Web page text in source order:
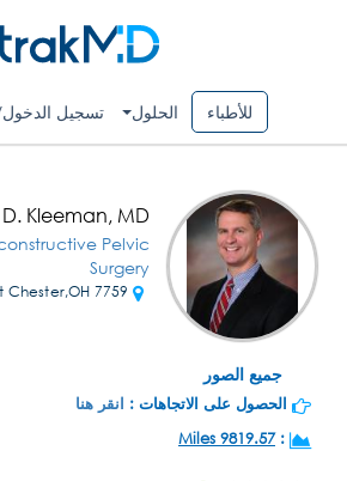
للأطباء الحلول تسجيل
جميع الصور
Kleeman, MD
Pelvic
Surgery
الحصول على الاتجاهات : انقر هنا
:
9819.57 Miles